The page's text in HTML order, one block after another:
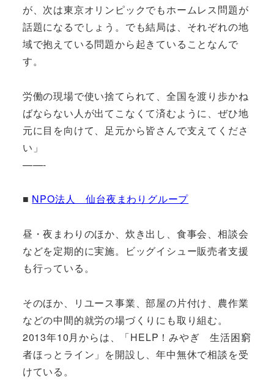
が、次は東京オリンピックでもホームレス問題が
話題になるでしょう。でも結局は、それぞれの地
域で抱えている問題から起きていることなんで
す。
労働の現場で使い捨てられて、全国を渡り歩かね
ばならない人が出てこなくて済むように、ぜひ地
元に目を向けて、足元から皆さんで支えてくださ
い」
——-
■ NPO法人 仙台夜まわりグループ
昼・夜まわりのほか、炊き出し、食事会、相談会
などを定期的に実施。ビッグイシュー販売者支援
も行っている。
そのほか、リユース事業、部屋の片付け、農作業
などの中間的就労の場づくりにも取り組む。
2013年10月からは、「HELP！みやぎ 生活困窮
者ほっとライン」を開設し、年中無休で相談を受
けている。